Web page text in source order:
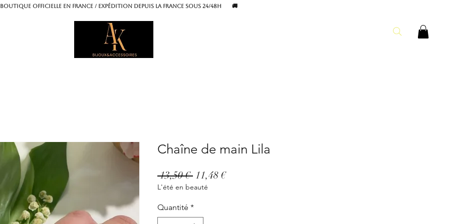
OFFICIELLE EN FRANCE / Expédition depuis la France sous 24/48h 🚚
Chaîne de main Lila
13,50 € Prix
original
11,48 €Prix
L'été en beauté
Quantité *